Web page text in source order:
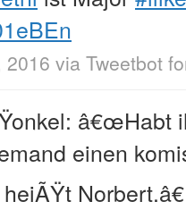
2016 via Tweetbot
â€œHabt
einen